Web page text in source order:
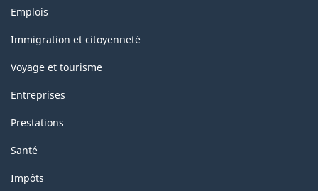
Thèmes
sujets
Emplois
Immigration et citoyenneté
Voyage et tourisme
Entreprises
Prestations
Santé
Impôts